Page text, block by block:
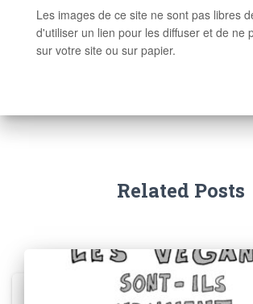
Les images de ce site ne sont pas libres
d'utiliser un lien pour les diffuser et de ne
sur votre site ou sur papier.
Related Posts